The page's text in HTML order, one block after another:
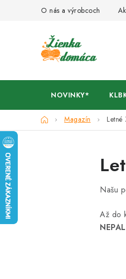
O nás a výrobcoch
NOVINKY*
DomovMagazín Letné
Našu
Až do